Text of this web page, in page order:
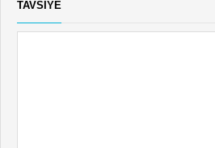
TAVSIYE